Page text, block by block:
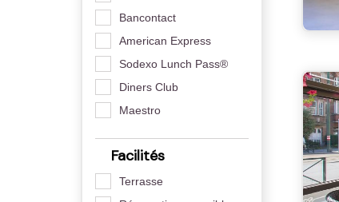
Bancontact
American Express
Sodexo Lunch Pass®
Diners Club
Maestro
Facilités
Terrasse